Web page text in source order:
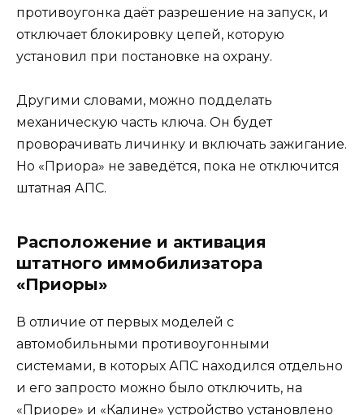
противоугонка даёт разрешение на запуск, и
отключает блокировку цепей, которую
установил при постановке на охрану.
Другими словами, можно подделать
механическую часть ключа. Он будет
проворачивать личинку и включать зажигание.
Но «Приора» не заведётся, пока не отключится
штатная АПС.
Расположение и активация
штатного иммобилизатора
«Приоры»
В отличие от первых моделей с
автомобильными противоугонными
системами, в которых АПС находился отдельно
и его запросто можно было отключить, на
«Приоре» и «Калине» устройство установлено